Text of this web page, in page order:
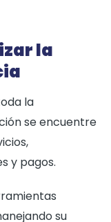
la
la
se encuentre
y pagos.
su